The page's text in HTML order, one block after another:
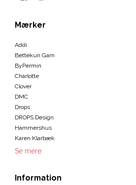
Mærker
Addi
Bettekun Garn
ByPermin
Charlotte
Clover
DMC
Drops
DROPS Design
Hammershus
Karen Klarbæk
Se mere
Information